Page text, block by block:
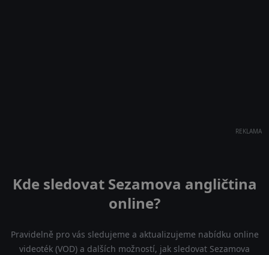
REKLAMA
Kde sledovat Sezamova angličtina
online?
Pravidelně pro vás sledujeme a aktualizujeme nabídku online
videoték (VOD) a dalších možností, jak sledovat Sezamova